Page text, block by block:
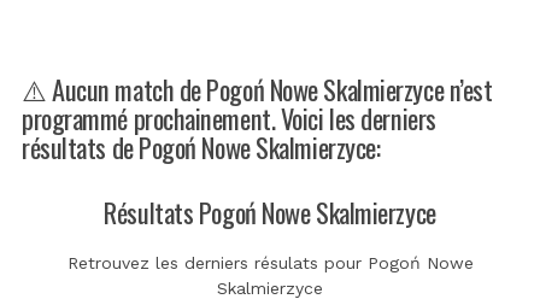
⚠️ Aucun match de Pogoń Nowe Skalmierzyce n’est
programmé prochainement. Voici les derniers
résultats de Pogoń Nowe Skalmierzyce:
Résultats Pogoń Nowe Skalmierzyce
Retrouvez les derniers résulats pour Pogoń Nowe
Skalmierzyce